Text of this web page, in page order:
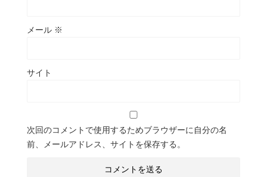
メール ※
サイト
次回のコメントで使用するためブラウザーに自分の名
前、メールアドレス、サイトを保存する。